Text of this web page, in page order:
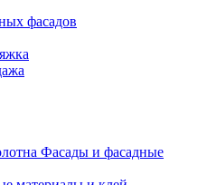
фасадов
Фасады и фасадные